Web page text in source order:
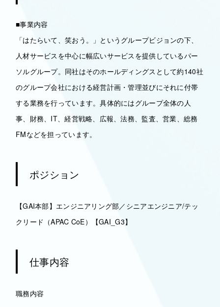
■事業内容
「はたらいて、笑おう。」というグループビジョンの下、
人材サービスを中心に幅広いサービスを提供しているパー
ソルグループ。同社はそのホールディングスとして約140社
のグループ会社における経営計画・管理並びにそれに付帯
する業務を行っています。具体的にはグループ全体の人
事、財務、IT、経営戦略、広報、法務、監査、営業、総務
FMなどを担っています。
ポジション
【GAI本部】エンジニアリング部／シニアエンジニア/テッ
クリード（APAC CoE）【GAI_G3】
仕事内容
職務内容